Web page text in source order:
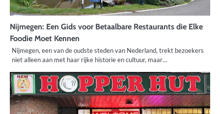
Nijmegen: Een Gids voor Betaalbare Restaurants die Elke
Foodie Moet Kennen
Nijmegen, een van de oudste steden van Nederland, trekt bezoekers
niet alleen aan met haar rijke historie en cultuur, maar…